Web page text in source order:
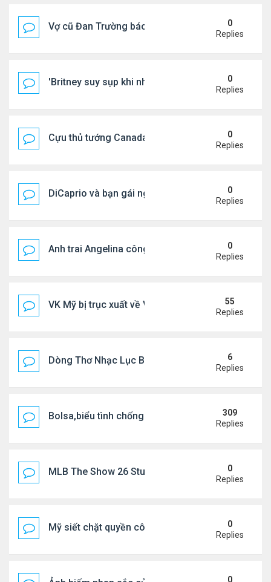
Vợ cũ Đan Trường báo tin vui
0
Replies
'Britney suy sụp khi nhận tin nhắn chia tay của
0
Replies
Cựu thủ tướng Canada & gf tình tứ trên biển Hy
0
Replies
DiCaprio và bạn gái nghỉ dưỡng ở Địa Trung Hải
0
Replies
Anh trai Angelina công khai đồng tính ở tuổi 53
0
Replies
VK Mỹ bị trục xuất về VN sống ra sao
55
Replies
Dòng Thơ Nhạc Lục Bát Trích Đoạn - Gõ Google:
6
Replies
Bolsa,biểu tình chống ca nô.
309
Replies
MLB The Show 26 Stubs Tips for Efficient
0
Replies
Mỹ siết chặt quyền công dân theo nơi sinh, mở
0
Replies
0